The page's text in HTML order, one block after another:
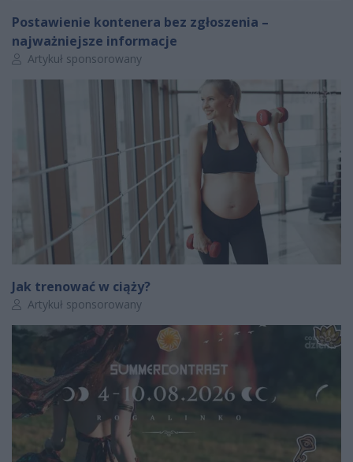
Postawienie kontenera bez zgłoszenia –
najważniejsze informacje
Autor artykułu:
Artykuł sponsorowany
Jak trenować w ciąży?
Autor artykułu:
Artykuł sponsorowany